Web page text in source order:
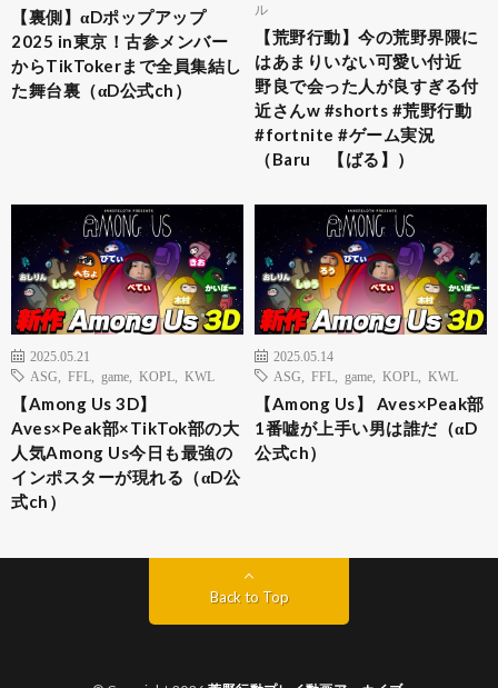
【裏側】αDポップアップ
2025 in東京！古参メンバー
からTikTokerまで全員集結し
た舞台裏（αD公式ch）
ル
【荒野行動】今の荒野界隈に
はあまりいない可愛い付近
野良で会った人が良すぎる付
近さんw #shorts #荒野行動
#fortnite #ゲーム実況
（Baru 【ばる】）
2025.05.21
ASG
FFL game KOPL KWL
【Among Us 3D】
Aves×Peak部×TikTok部の大
人気Among Us今日も最強の
インポスターが現れる（αD公
式ch）
2025.05.14
ASG
FFL game KOPL KWL
【Among Us】 Aves×Peak部
1番嘘が上手い男は誰だ（αD
公式ch）
Back to Top